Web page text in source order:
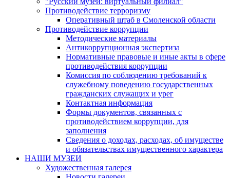
Противодействие терроризму
Оперативный штаб в Смоленской области
Противодействие коррупции
Методические материалы
Антикоррупционная экспертиза
Нормативные правовые и иные акты в сфере
противодействия коррупции
Комиссия по соблюдению требований к
служебному поведению государственных
гражданских служащих и урег
Контактная информация
Формы документов, связанных с
противодействием коррупции, для
заполнения
Сведения о доходах, расходах, об имуществе
и обязательствах имущественного характера
НАШИ МУЗЕИ
Художественная галерея